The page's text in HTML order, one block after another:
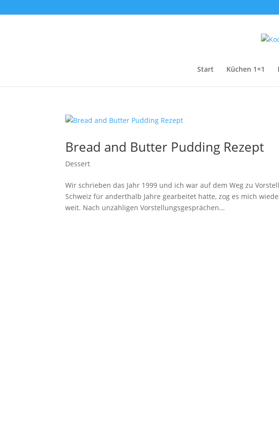
Start Küchen 1×1
Bread and Butter Pudding Rezept
Dessert
Wir schrieben das Jahr 1999 und ich war auf dem Weg zu
Schweiz für anderthalb Jahre gearbeitet hatte, zog es mich
weit. Nach unzähligen Vorstellungsgesprächen...